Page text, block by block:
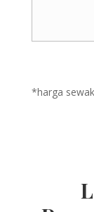
*harga